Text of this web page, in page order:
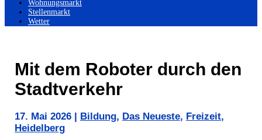
Wohnungsmarkt
Stellenmarkt
Wetter
Mit dem Roboter durch den
Stadtverkehr
17. Mai 2026 Bildung, Das Neueste, Freizeit,
Heidelberg